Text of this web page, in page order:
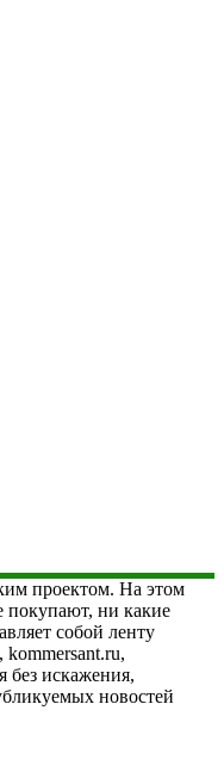
проектом. На этом
покупают, ни какие
собой ленту
kommersant.ru,
без искажения,
новостей